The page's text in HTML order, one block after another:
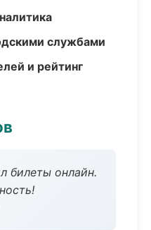
службами
и рейтинг
билеты онлайн.